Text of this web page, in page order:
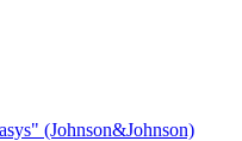
(Johnson&Johnson)